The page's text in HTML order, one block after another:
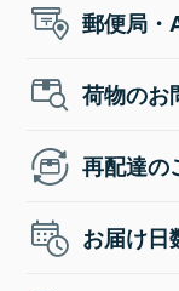
郵便局・
荷物のお
再配達の
お届け日